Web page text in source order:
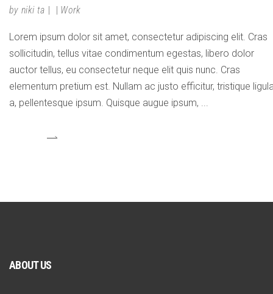
by niki ta Work
Lorem ipsum dolor sit amet, consectetur adipiscing elit. Cras
sollicitudin, tellus vitae condimentum egestas, libero dolor
auctor tellus, eu consectetur neque elit quis nunc. Cras
elementum pretium est. Nullam ac justo efficitur, tristique
a, pellentesque ipsum. Quisque augue ipsum,
ABOUT US